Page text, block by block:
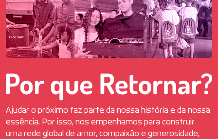
Ajudar o próximo faz parte da nossa história e da nossa
essência. Por isso, nos empenhamos para construir
uma rede global de amor, compaixão e generosidade,